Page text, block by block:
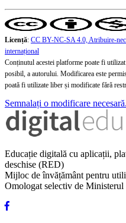
Licență: CC BY-NC-SA 4.0, Atribuire-
internațional
Conținutul acestei platforme poate fi
posibil, a autorului. Modificarea este
poată fi utilizate liber și modificate fără
Semnalați o modificare necesară.
Educație digitală cu aplicații,
deschise (RED)
Mijloc de învățământ pentru
Omologat selectiv de Ministerul